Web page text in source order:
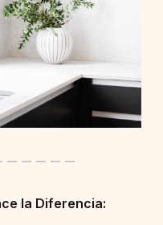
la Diferencia: